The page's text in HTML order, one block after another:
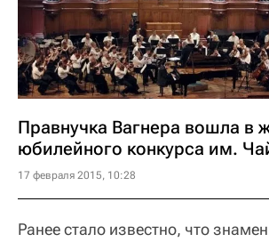
Правнучка Вагнера вошла в
юбилейного конкурса им.
17 февраля 2015, 10:28
Ранее стало известно, что